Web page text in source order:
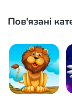
Пов'язані